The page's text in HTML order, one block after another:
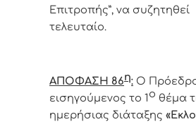
Επιτροπής”, να συζητηθεί
τελευταίο.
ΑΠΟΦΑΣΗ 86η: Ο
εισηγούμενος το 1 ο θέμα
ημερήσιας διάταξης